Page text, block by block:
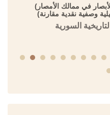
في ممالك الأمصار)
وصفية نقدية مقارنة)
السورية